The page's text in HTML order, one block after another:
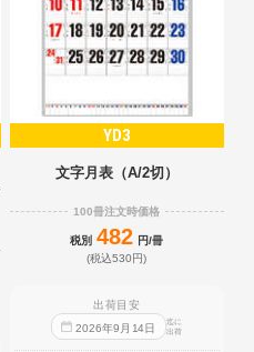
YD3
文字月表（A/2切）
100冊注文時価格
税別 482 円/冊
(税込530円)
出荷目安
2026年9 月 14日
迄に
出荷